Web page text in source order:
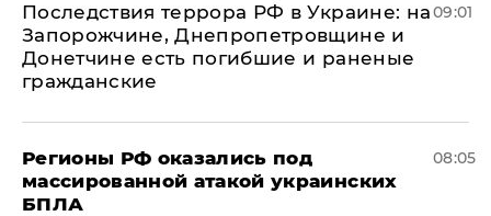
Последствия террора РФ в Украине: на
Запорожчине, Днепропетровщине и
Донетчине есть погибшие и раненые
гражданские
09:01
Регионы РФ оказались под
массированной атакой украинских
БПЛА
08:05